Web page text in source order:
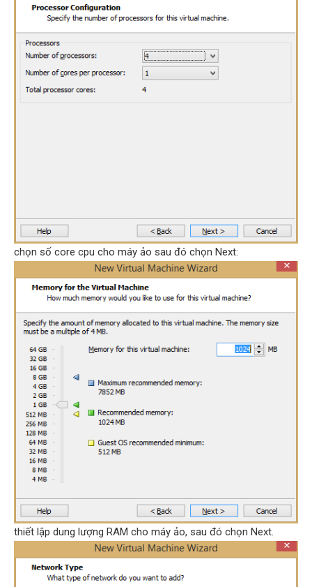
chọn số core cpu cho máy ảo sau đó chọn Next:
thiết lập dung lượng RAM cho máy ảo, sau đó chọn Next.